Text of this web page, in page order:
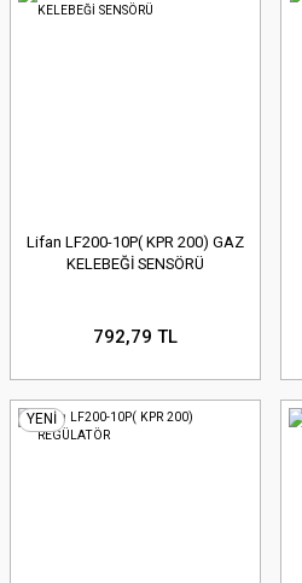
Lifan LF200-10P( KPR 200) GAZ
KELEBEĞİ SENSÖRÜ
792,79 TL
YENİ